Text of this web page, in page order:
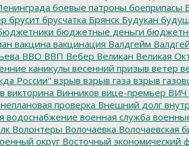
боевые патроны боеприпасы
брусит брусчатка Брянск Будукан
бюджетные деньги
вакцина вакцинация Валдгейм
ВВО ВВП Вебер Великан Великая
каникулы весенний призыв ветер
России" взрыв взрыв газа взрыв
викторина Винников вице-премьер ВИЧ
проверка Внешний долг
водоснабжение военная служба
Волонтеры Волочаевка Волочаевская
округ Восточный экономический